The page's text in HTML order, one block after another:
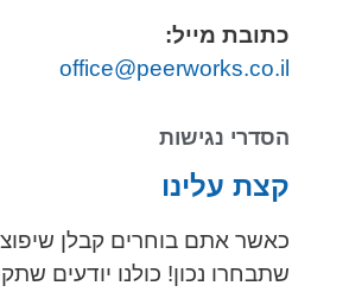
כתובת מייל:
office@peerworks.co.il
הסדרי נגישות
קצת עלינו
כאשר אתם בוחרים קבלן
שתבחרו נכון! כולנו יודעים